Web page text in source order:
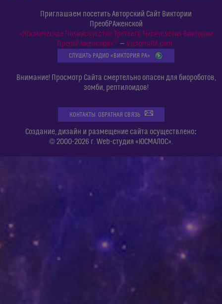
Приглашаем посетить Авторский Сайт Виктории
ПреобРАженской
«Космическое Полиискусство Третьего Тысячелетия Виктории
ПреобРАженской»©— VictoriaRA.com
СЛУШАТЬ РАДИО «ВИКТОРИЯ РА»
Внимание! Просмотр Сайта смертельно опасен для биороботов,
зомби, рептилоидов!
КОНТАКТЫ. ОБРАТНАЯ СВЯЗЬ
Создание, дизайн и размещение сайта осуществлено:
© 2000-2026 г. Web-студия «ЮСМАЛОС».